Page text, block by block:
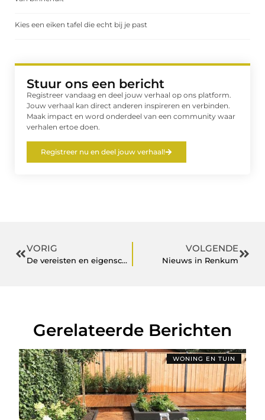
Kies een eiken tafel die echt bij je past
Stuur ons een bericht
Registreer vandaag en deel jouw verhaal op ons platform.
Jouw verhaal kan direct anderen inspireren en verbinden.
Maak impact en word onderdeel van een community waar
verhalen ertoe doen.
Registreer nu en deel jouw verhaal!
VORIG
De vereisten en eigenschappen van zorgkleding in de gezondheidszorgsector
VOLGENDE
Nieuws in Renkum
Gerelateerde Berichten
WONING EN TUIN